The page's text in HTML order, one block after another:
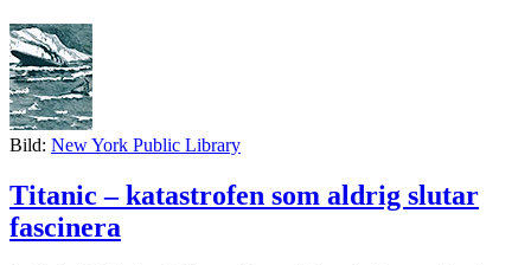
Bild: New York Public Library
Titanic – katastrofen som aldrig slutar
fascinera